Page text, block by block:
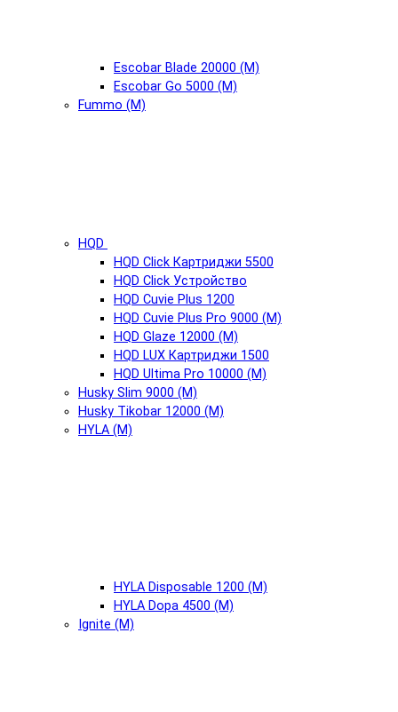
Escobar Blade 20000 (М)
Escobar Go 5000 (М)
Fummo (М)
HQD
HQD Click Картриджи 5500
HQD Click Устройство
HQD Cuvie Plus 1200
HQD Cuvie Plus Pro 9000 (М)
HQD Glaze 12000 (М)
HQD LUX Картриджи 1500
HQD Ultima Pro 10000 (М)
Husky Slim 9000 (М)
Husky Tikobar 12000 (М)
HYLA (М)
HYLA Disposable 1200 (М)
HYLA Dopa 4500 (М)
Ignite (М)